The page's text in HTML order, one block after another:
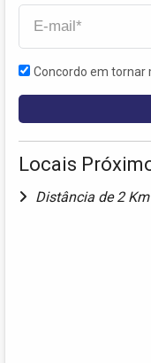
Concordo em tornar
Locais
Distância de 2 Km